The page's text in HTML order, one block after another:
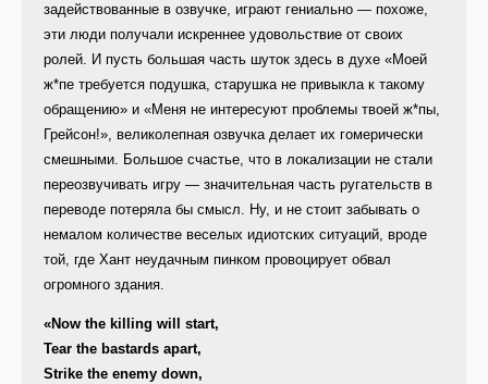
задействованные в озвучке, играют гениально — похоже,
эти люди получали искреннее удовольствие от своих
ролей. И пусть большая часть шуток здесь в духе «Моей
ж*пе требуется подушка, старушка не привыкла к такому
обращению» и «Меня не интересуют проблемы твоей ж*пы,
Грейсон!», великолепная озвучка делает их гомерически
смешными. Большое счастье, что в локализации не стали
переозвучивать игру — значительная часть ругательств в
переводе потеряла бы смысл. Ну, и не стоит забывать о
немалом количестве веселых идиотских ситуаций, вроде
той, где Хант неудачным пинком провоцирует обвал
огромного здания.
«Now the killing will start,
Tear the bastards apart,
Strike the enemy down,